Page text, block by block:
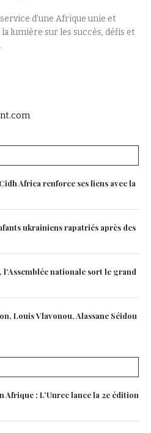
d’une Afrique unie et
lumière sur les succès, défis et
Africa renforce ses liens avec la
ukrainiens rapatriés après des
nationale sort le grand
Louis Vlavonou, Alassane Séidou
Afrique : L’Unrec lance la 2e édition